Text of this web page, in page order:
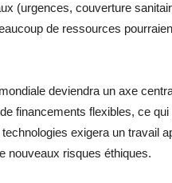
(urgences, couverture
de ressources
deviendra un axe
financements flexibles, ce
exigera un travail
nouveaux risques éthiques.